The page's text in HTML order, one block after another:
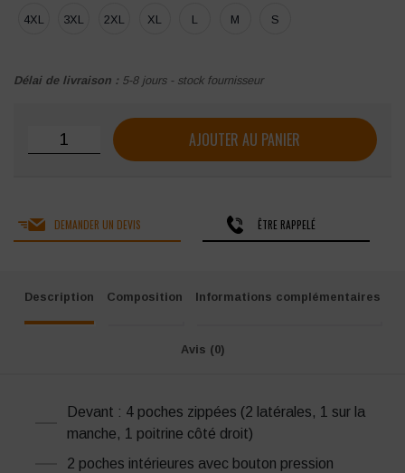
4XL 3XL 2XL XL L M S
Délai de livraison : 5-8 jours - stock fournisseur
quantité de Parka softshell KARIBAN doublée capuche
AJOUTER AU PANIER
DEMANDER UN DEVIS ÊTRE RAPPELÉ
Description Composition Informations complémentaires
Avis (0)
Devant : 4 poches zippées (2 latérales, 1 sur la
manche, 1 poitrine côté droit)
2 poches intérieures avec bouton pression